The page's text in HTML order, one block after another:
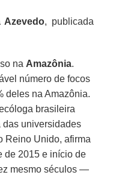
Azevedo, publicada
na Amazônia.
número de focos
deles na Amazônia.
brasileira
das universidades
Reino Unido, afirma
de 2015 e início de
mesmo séculos —